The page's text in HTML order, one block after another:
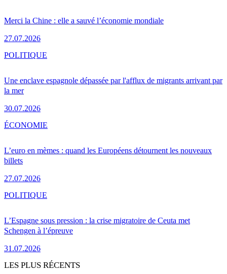
Merci la Chine : elle a sauvé l’économie mondiale
27.07.2026
Une enclave espagnole dépassée par l'afflux de migrants arrivant par
la mer
30.07.2026
POLITIQUE
L’euro en mèmes : quand les Européens détournent les nouveaux
billets
27.07.2026
ÉCONOMIE
L’Espagne sous pression : la crise migratoire de Ceuta met
Schengen à l’épreuve
31.07.2026
POLITIQUE
LES PLUS RÉCENTS